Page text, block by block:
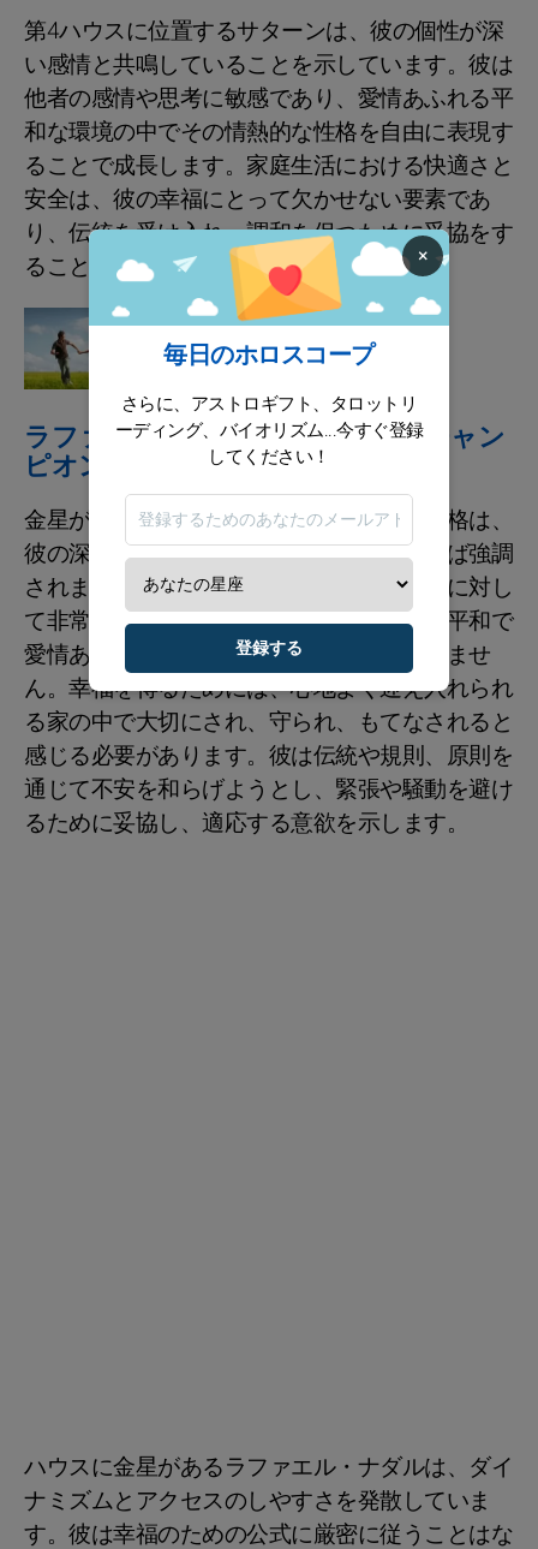
第4ハウスに位置するサターンは、彼の個性が深
い感情と共鳴していることを示しています。彼は
他者の感情や思考に敏感であり、愛情あふれる平
和な環境の中でその情熱的な性格を自由に表現す
ることで成長します。家庭生活における快適さと
安全は、彼の幸福にとって欠かせない要素であ
り、伝統を受け入れ、調和を保つために妥協をす
ることを可能にします。
星占い
今週の特別な星占い
ラファエル・ナダル：愛と人生のチャン
ピオンの旅
金星が蟹座にあるラファエル・ナダルの性格は、
彼の深い感情によって輝いており、しばしば強調
されます。彼は他者の雰囲気や態度、思考に対し
て非常に敏感であり、情熱的な性質が育つ平和で
愛情あふれる繊細な環境の中でしか花開きませ
ん。幸福を得るためには、心地よく迎え入れられ
る家の中で大切にされ、守られ、もてなされると
感じる必要があります。彼は伝統や規則、原則を
通じて不安を和らげようとし、緊張や騒動を避け
るために妥協し、適応する意欲を示します。
ハウスに金星があるラファエル・ナダルは、ダイ
ナミズムとアクセスのしやすさを発散していま
す。彼は幸福のための公式に厳密に従うことはな
×
毎日のホロスコープ
さらに、アストロギフト、タロットリ
ーディング、バイオリズム...今すぐ登録
してください！
登録する